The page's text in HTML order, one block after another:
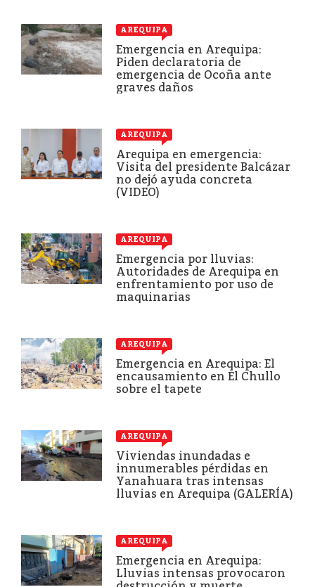
AREQUIPA
Emergencia en Arequipa:
Piden declaratoria de
emergencia de Ocoña ante
graves daños
AREQUIPA
Arequipa en emergencia:
Visita del presidente Balcázar
no dejó ayuda concreta
(VIDEO)
AREQUIPA
Emergencia por lluvias:
Autoridades de Arequipa en
enfrentamiento por uso de
maquinarias
AREQUIPA
Emergencia en Arequipa: El
encausamiento en El Chullo
sobre el tapete
AREQUIPA
Viviendas inundadas e
innumerables pérdidas en
Yanahuara tras intensas
lluvias en Arequipa (GALERÍA)
AREQUIPA
Emergencia en Arequipa:
Lluvias intensas provocaron